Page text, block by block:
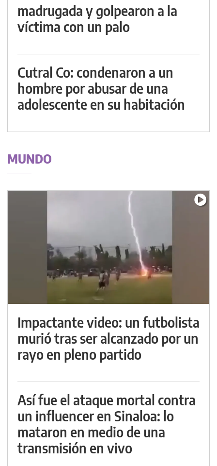
madrugada y golpearon a la
víctima con un palo
Cutral Co: condenaron a un
hombre por abusar de una
adolescente en su habitación
MUNDO
Impactante video: un futbolista
murió tras ser alcanzado por un
rayo en pleno partido
Así fue el ataque mortal contra
un influencer en Sinaloa: lo
mataron en medio de una
transmisión en vivo